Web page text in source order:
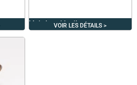
VOIR LES DÉTAILS >
Voir les détails >